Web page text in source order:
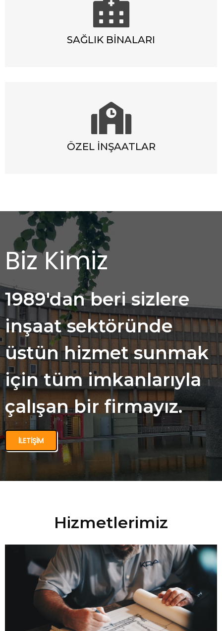
SAĞLIK BINALARI
ÖZEL İNŞAATLAR
Biz Kimiz
1989'dan beri sizlere
inşaat sektöründe
üstün hizmet sunmak
için tüm imkanlarıyla
çalışan bir firmayız.
İLETIŞIM
Hizmetlerimiz